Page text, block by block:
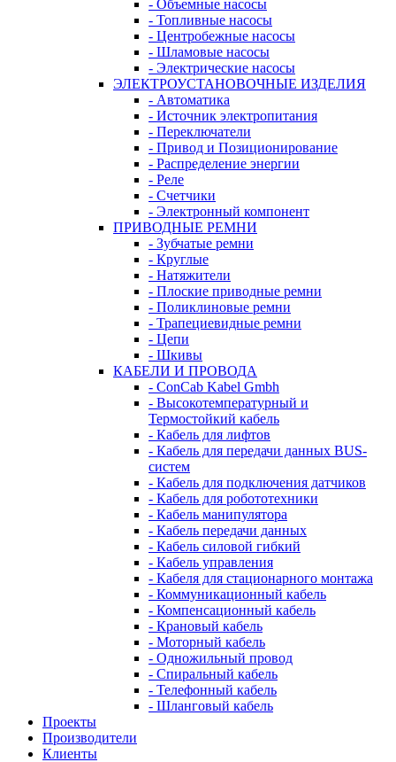
- Объемные насосы
- Топливные насосы
- Центробежные насосы
- Шламовые насосы
- Электрические насосы
ЭЛЕКТРОУСТАНОВОЧНЫЕ ИЗДЕЛИЯ
- Автоматика
- Источник электропитания
- Переключатели
- Привод и Позиционирование
- Распределение энергии
- Реле
- Счетчики
- Электронный компонент
ПРИВОДНЫЕ РЕМНИ
- Зубчатые ремни
- Круглые
- Натяжители
- Плоские приводные ремни
- Поликлиновые ремни
- Трапециевидные ремни
- Цепи
- Шкивы
КАБЕЛИ И ПРОВОДА
- ConCab Kabel Gmbh
- Высокотемпературный и
Термостойкий кабель
- Кабель для лифтов
- Кабель для передачи данных BUS-
систем
- Кабель для подключения датчиков
- Кабель для робототехники
- Кабель манипулятора
- Кабель передачи данных
- Кабель силовой гибкий
- Кабель управления
- Кабеля для стационарного монтажа
- Коммуникационный кабель
- Компенсационный кабель
- Крановый кабель
- Моторный кабель
- Одножильный провод
- Спиральный кабель
- Телефонный кабель
- Шланговый кабель
Проекты
Производители
Клиенты